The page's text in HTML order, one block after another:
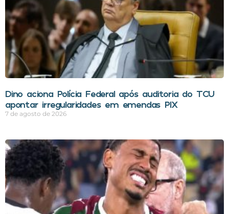
Dino aciona Polícia Federal após auditoria do TCU
apontar irregularidades em emendas PIX
7 de agosto de 2026